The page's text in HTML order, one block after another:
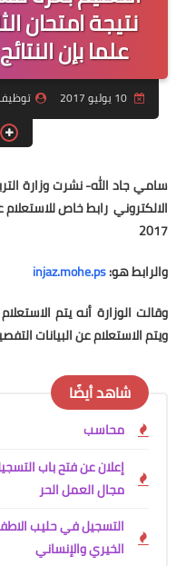
علما بإن
10 يوليو 2017
سامي جاد الله- نشرت وزارة
الالكتروني رابط خاص للاستعلام
2017
والرابط هو:injaz.mohe.ps
وقالت الوزارة أنه يتم
ويتم الاستعلام عن البيانات
شاهد أيضًا
محاسب
إعلان عن فتح باب
مجال العمل الحر
التسجيل في حليب
الخيري والإنساني